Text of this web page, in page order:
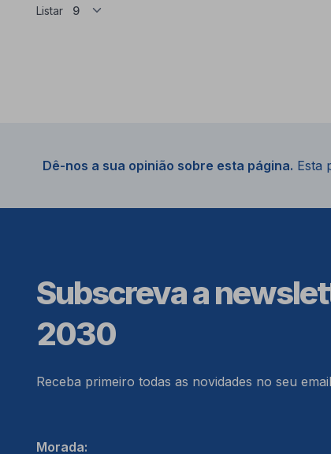
Listar
Dê-nos a sua opinião sobre esta página. Esta
Subscreva a
2030
Receba primeiro todas as novidades no seu email
Morada: